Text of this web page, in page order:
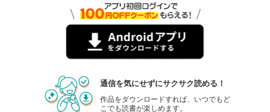
通信を気にせずにサクサク読める！
作品をダウンロードすれば、いつでもど
こでも読書が楽しめます。